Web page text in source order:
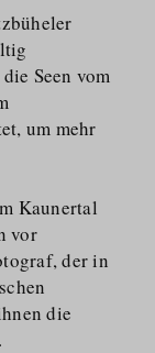
Seen vom
um mehr
Kaunertal
vor
der in
die